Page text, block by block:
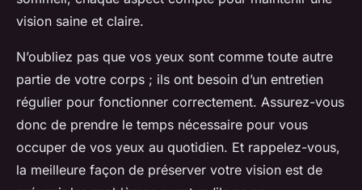
vision saine et claire.
N’oubliez pas que vos yeux sont comme toute autre
partie de votre corps ; ils ont besoin d’un entretien
régulier pour fonctionner correctement. Assurez-vous
donc de prendre le temps nécessaire pour vous
occuper de vos yeux au quotidien. Et rappelez-vous,
la meilleure façon de préserver votre vision est de